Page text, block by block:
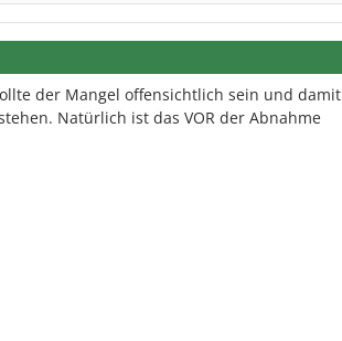
der Mangel offensichtlich sein und damit
Natürlich ist das VOR der Abnahme